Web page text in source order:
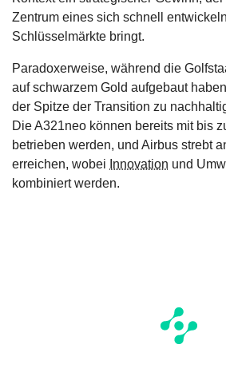
Zentrum eines sich schnell
Schlüsselmärkte bringt.
Paradoxerweise, während die
auf schwarzem Gold aufgebaut
der Spitze der Transition zu
Die A321neo können bereits mit bis
betrieben werden, und Airbus strebt
erreichen, wobei Innovation und
kombiniert werden.